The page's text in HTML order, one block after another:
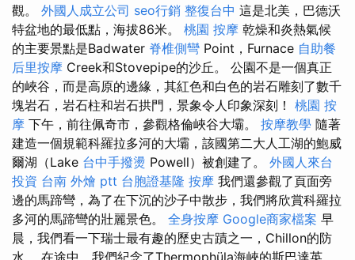
觀。 外國人成立公司 seo行銷 整復台中 這是北美，巴德沃
特盆地的最低點，海拔86米。 桃園 按摩 乾燥和炎熱氣候
的主要景點是Badwater 脊椎側彎 Point，Furnace 自助餐
后里按摩 Creek和Stovepipe的沙丘。 公園不是一個真正
的峽谷，而是高原的邊緣，其紅色和白色的岩石雕刻了數千
塊岩石，岩石柱和岩石拱門，景象令人印象深刻！ 桃園 按
摩 下午，前往佩奇市，參觀格倫峽谷大壩。 按摩教學 隨著
建造一個規範科羅拉多河的大壩，該國第二大人工湖的鮑威
爾湖（Lake 台中手撥燙 Powell）被創建了。 外國人來台
投資 台南 外燴 ptt 台胞證基隆 按摩 我們還參觀了頁面旁
邊的馬蹄彎，為了在下沉的沙子中散步，我們將欣賞科羅拉
多河的馬蹄彎的壯麗景色。 全身按摩 Google商家檔案 早
晨，我們看一下瑞士最有趣的歷史古蹟之一，Chillon的防
水。 在途中，我們紀念了Thermophüla海峽的斯巴達英